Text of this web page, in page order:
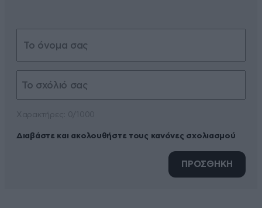
Διαβάστε και ακολουθήστε τους κανόνες σχολιασμού
ΠΡΟΣΘΗΚΗ